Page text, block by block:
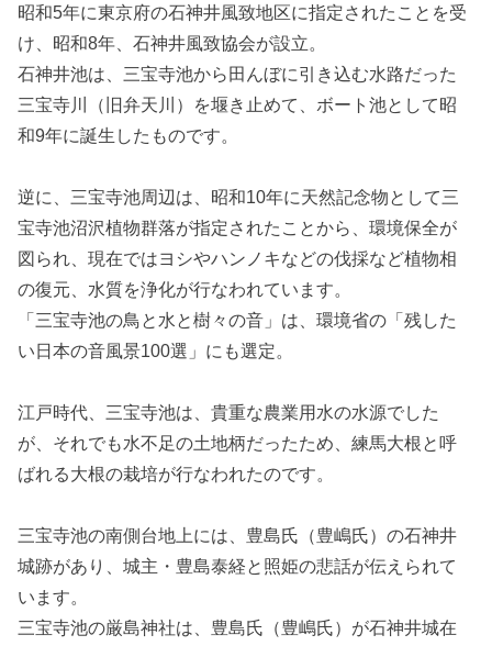
昭和5年に東京府の石神井風致地区に指定されたことを受
け、昭和8年、石神井風致協会が設立。
石神井池は、三宝寺池から田んぼに引き込む水路だった
三宝寺川（旧弁天川）を堰き止めて、ボート池として昭
和9年に誕生したものです。
逆に、三宝寺池周辺は、昭和10年に天然記念物として三
宝寺池沼沢植物群落が指定されたことから、環境保全が
図られ、現在ではヨシやハンノキなどの伐採など植物相
の復元、水質を浄化が行なわれています。
「三宝寺池の鳥と水と樹々の音」は、環境省の「残した
い日本の音風景100選」にも選定。
江戸時代、三宝寺池は、貴重な農業用水の水源でした
が、それでも水不足の土地柄だったため、練馬大根と呼
ばれる大根の栽培が行なわれたのです。
三宝寺池の南側台地上には、豊島氏（豊嶋氏）の石神井
城跡があり、城主・豊島泰経と照姫の悲話が伝えられて
います。
三宝寺池の厳島神社は、豊島氏（豊嶋氏）が石神井城在